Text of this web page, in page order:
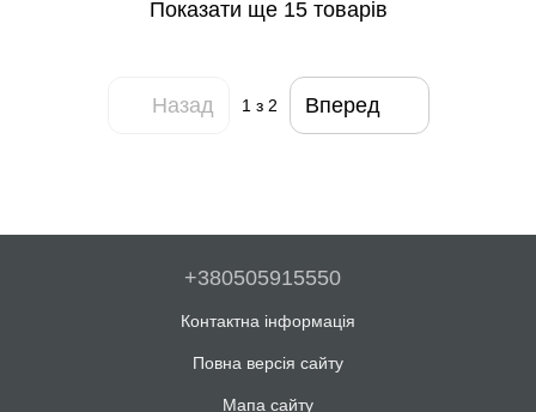
Показати ще 15 товарів
Назад 1 з 2 Вперед
+380505915550
Контактна інформація
Повна версія сайту
Мапа сайту